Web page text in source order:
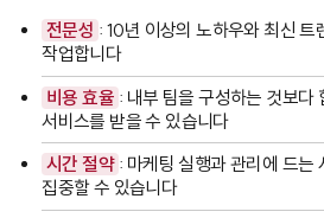
전문성 : 10년 이상의 노하우와 최신 트
작업합니다
비용 효율 : 내부 팀을 구성하는 것보다
서비스를 받을 수 있습니다
시간 절약 : 마케팅 실행과 관리에 드는
집중할 수 있습니다